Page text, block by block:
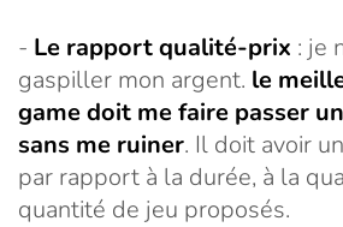
- Le rapport qualité-prix : je
gaspiller mon argent. le
game doit me faire passer
sans me ruiner. Il doit avoir
par rapport à la durée, à la
quantité de jeu proposés.